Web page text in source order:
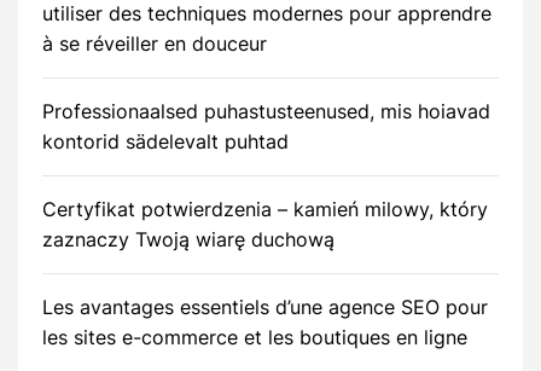
utiliser des techniques modernes pour apprendre
à se réveiller en douceur
Professionaalsed puhastusteenused, mis hoiavad
kontorid sädelevalt puhtad
Certyfikat potwierdzenia – kamień milowy, który
zaznaczy Twoją wiarę duchową
Les avantages essentiels d’une agence SEO pour
les sites e-commerce et les boutiques en ligne